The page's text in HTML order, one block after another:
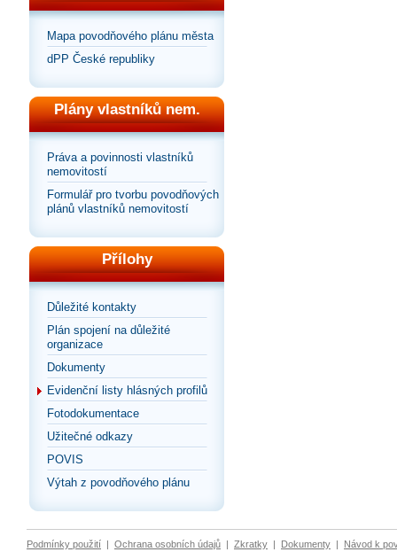
Mapa povodňového plánu města
dPP České republiky
Plány vlastníků nem.
Práva a povinnosti vlastníků
nemovitostí
Formulář pro tvorbu povodňových
plánů vlastníků nemovitostí
Přílohy
Důležité kontakty
Plán spojení na důležité
organizace
Dokumenty
Evidenční listy hlásných profilů
Fotodokumentace
Užitečné odkazy
POVIS
Výtah z povodňového plánu
Podmínky použití | Ochrana osobních údajů | Zkratky | Dokumenty | Návod k